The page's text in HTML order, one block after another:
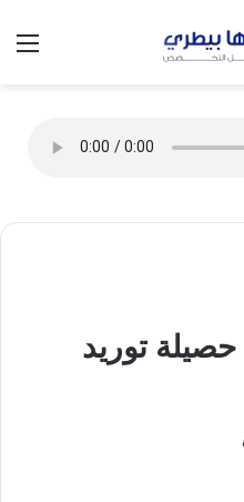
الوضع
حصيلة توريد